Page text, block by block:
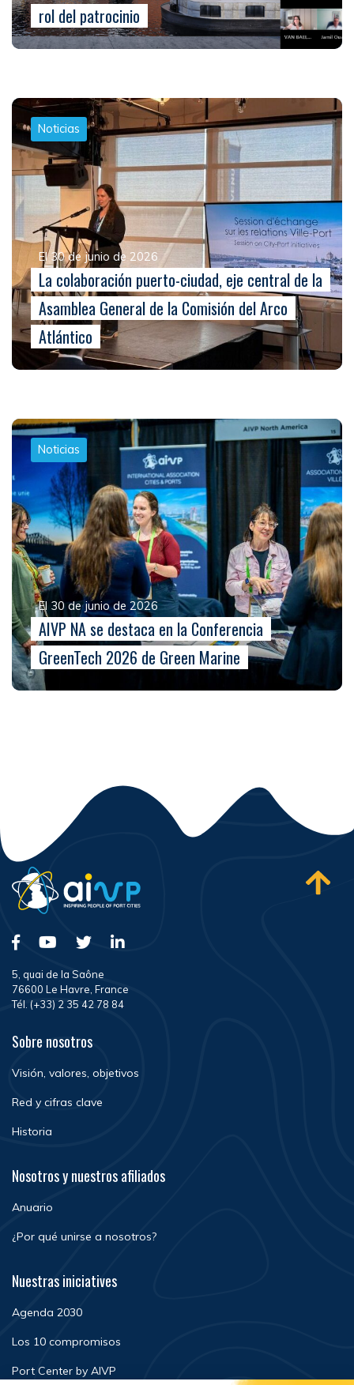
rol del patrocinio
Noticias
El 30 de junio de 2026
La colaboración puerto-ciudad, eje central de la
Asamblea General de la Comisión del Arco
Atlántico
Noticias
El 30 de junio de 2026
AIVP NA se destaca en la Conferencia
GreenTech 2026 de Green Marine
5, quai de la Saône
76600 Le Havre, France
Tél. (+33) 2 35 42 78 84
Sobre nosotros
Visión, valores, objetivos
Red y cifras clave
Historia
Nosotros y nuestros afiliados
Anuario
¿Por qué unirse a nosotros?
Nuestras iniciatives
Agenda 2030
Los 10 compromisos
Port Center by AIVP